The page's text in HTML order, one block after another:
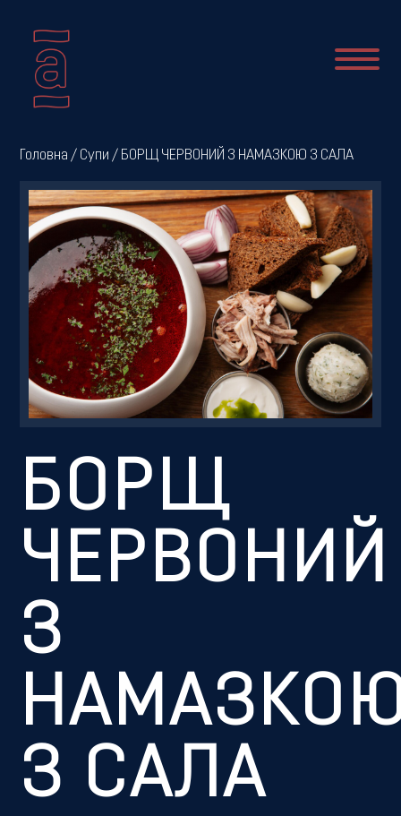
Про
нас
Новини
Меню
Галерея
Резервація
Головна / Супи / БОРЩ ЧЕРВОНИЙ З НАМАЗКОЮ З САЛА
БОРЩ
ЧЕРВОНИЙ
З
З САЛА